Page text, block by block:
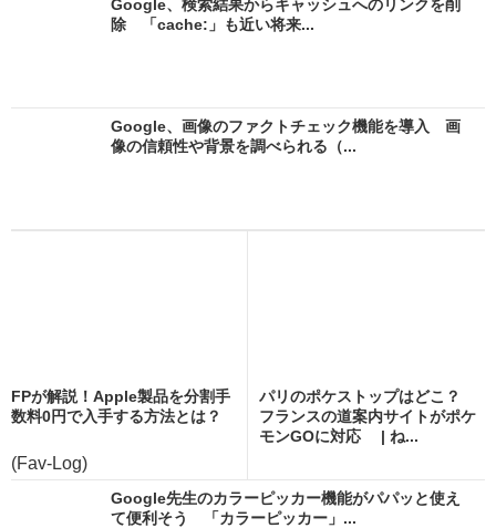
Google、検索結果からキャッシュへのリンクを削
除 「cache:」も近い将来...
Google、画像のファクトチェック機能を導入 画
像の信頼性や背景を調べられる（...
FPが解説！Apple製品を分割手
数料0円で入手する方法とは？
(Fav-Log)
パリのポケストップはどこ？
フランスの道案内サイトがポケ
モンGOに対応 | ね...
Google先生のカラーピッカー機能がパパッと使え
て便利そう 「カラーピッカー」...